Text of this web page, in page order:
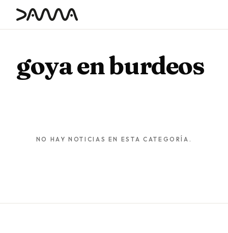
contenido
goya en burdeos
NO HAY NOTICIAS EN ESTA CATEGORÍA.